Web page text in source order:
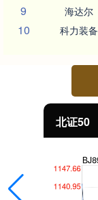
9 海达尔
10 科力装备
北证50